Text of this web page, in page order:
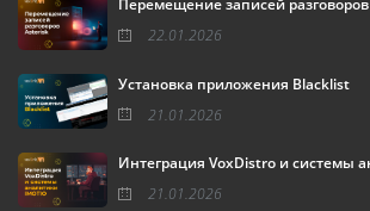
Перемещение записей
22.01.2026
Установка приложения Blacklist
21.01.2026
Интеграция VoxDistro и системы
21.01.2026